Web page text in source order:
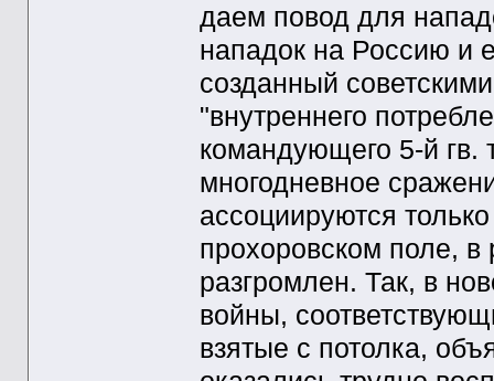
даем повод для
нападок на Россию и
созданный
"внутреннего
командующего 5-й гв.
многодневное
ассоциируются
прохоровском поле, в
разгромлен. Так, в
войны,
взятые с потолка,